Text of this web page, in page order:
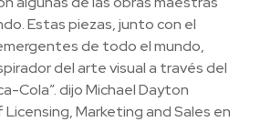
Estas piezas, junto con el
de todo el mundo,
del arte visual a través del
Cola”. dijo Michael Dayton
Marketing and Sales en